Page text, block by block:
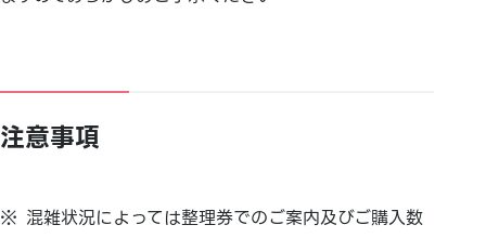
注意事項
混雑状況によっては整理券でのご案内及びご購入数